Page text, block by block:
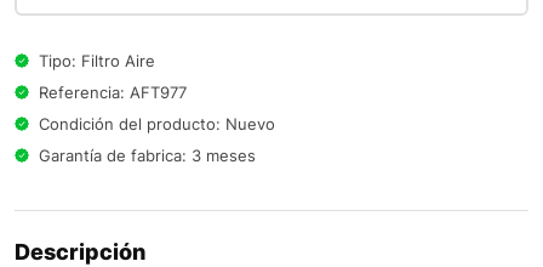
Tipo: Filtro Aire
Referencia: AFT977
Condición del producto: Nuevo
Garantía de fabrica: 3 meses
Descripción